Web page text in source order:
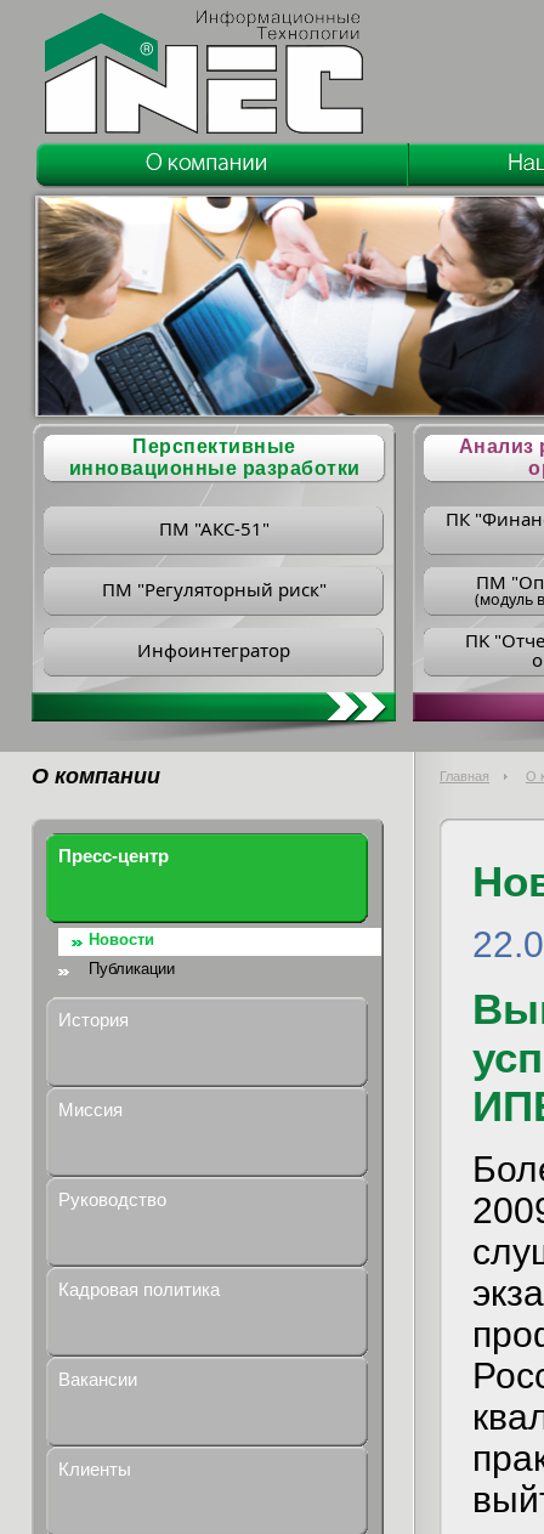
Перспективные
инновационные разработки
ПМ "АКС-51"
ПМ "Регуляторный риск"
Инфоинтегратор
Анализ
ПК
ПM
(модуль
ПK
О компании Главная О
Пресс-центр
Новости
Публикации
История
Миссия
Руководство
Кадровая политика
Вакансии
Клиенты